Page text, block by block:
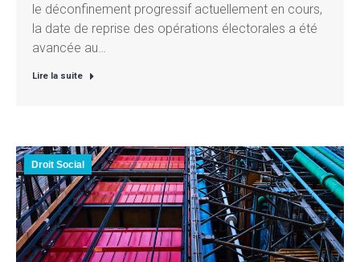
le déconfinement progressif actuellement en cours,
la date de reprise des opérations électorales a été
avancée au…
Lire la suite
Droit Social